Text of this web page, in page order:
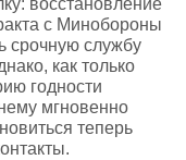
восстановление
с Минобороны
срочную службу
как только
годности
мгновенно
теперь